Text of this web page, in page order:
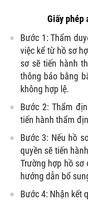
Giấy phép
Bước 1: Thẩm
việc kể từ hồ sơ
sơ sẽ tiến hành
thông báo bằng
không hợp lệ.
Bước 2: Thẩm
tiến hành thẩm
Bước 3: Nếu hồ
quyền sẽ tiến
Trường hợp hồ sơ
hướng dẫn bổ
Bước 4: Nhận kết